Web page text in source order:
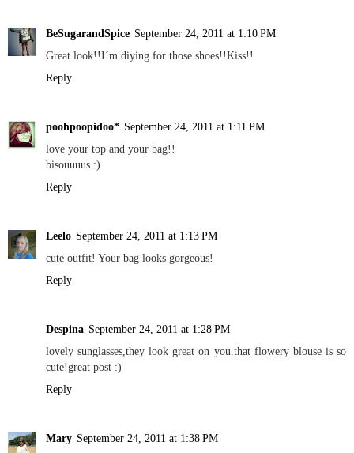
BeSugarandSpice September 24, 2011 at 1:10 PM
Great look!!I´m diying for those shoes!!Kiss!!
Reply
poohpoopidoo* September 24, 2011 at 1:11 PM
love your top and your bag!!
bisouuuus :)
Reply
Leelo September 24, 2011 at 1:13 PM
cute outfit! Your bag looks gorgeous!
Reply
Despina September 24, 2011 at 1:28 PM
lovely sunglasses,they look great on you.that flowery blouse is so
cute!great post :)
Reply
Mary September 24, 2011 at 1:38 PM